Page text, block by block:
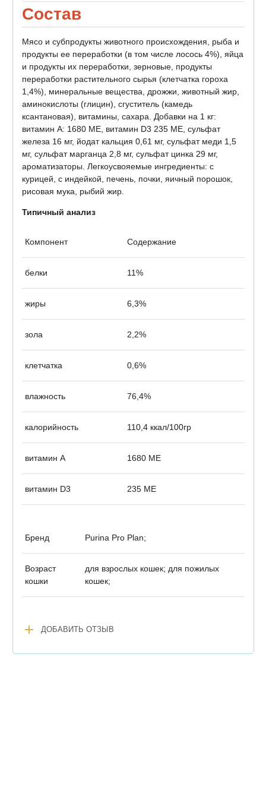
Состав
Мясо и субпродукты животного происхождения, рыба и
продукты ее переработки (в том числе лосось 4%), яйца
и продукты их переработки, зерновые, продукты
переработки растительного сырья (клетчатка гороха
1,4%), минеральные вещества, дрожжи, животный жир,
аминокислоты (глицин), сгуститель (камедь
ксантановая), витамины, сахара. Добавки на 1 кг:
витамин А: 1680 МЕ, витамин D3 235 МЕ, сульфат
железа 16 мг, йодат кальция 0,61 мг, сульфат меди 1,5
мг, сульфат марганца 2,8 мг, сульфат цинка 29 мг,
ароматизаторы. Легкоусвояемые ингредиенты: с
курицей, с индейкой, печень, почки, яичный порошок,
рисовая мука, рыбий жир.
Типичный анализ
Компонент Содержание
белки 11%
жиры 6,3%
зола 2,2%
клетчатка 0,6%
влажность 76,4%
калорийность 110,4 ккал/100гр
витамин А 1680 МЕ
витамин D3 235 МЕ
Бренд Purina Pro Plan;
Возраст
кошки
для взрослых кошек; для пожилых
кошек;
add ДОБАВИТЬ ОТЗЫВ